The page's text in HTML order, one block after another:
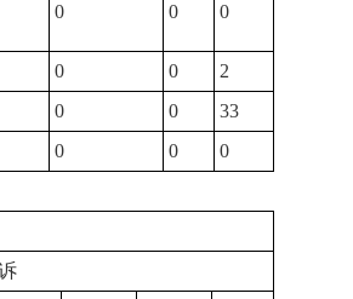
0 0 0
0 0
2
0
0
33
0
0 0